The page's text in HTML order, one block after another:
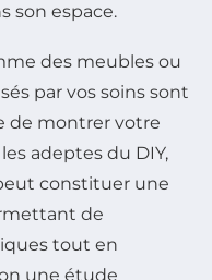
son espace.
des meubles ou
par vos soins sont
de montrer votre
adeptes du DIY,
constituer une
de
tout en
une étude